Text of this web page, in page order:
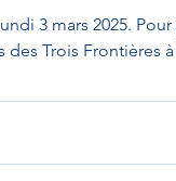
3 mars 2025.
des Trois Frontières